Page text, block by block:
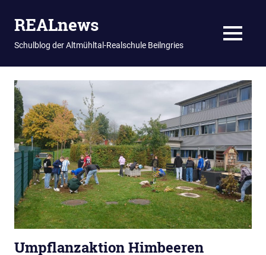
Inhalt
springen
REALnews
Schulblog der Altmühltal-Realschule Beilngries MENU
Umpflanzaktion Himbeeren